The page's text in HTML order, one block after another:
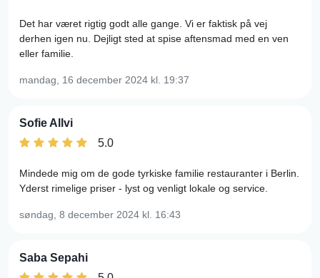
Det har været rigtig godt alle gange. Vi er faktisk på vej
derhen igen nu. Dejligt sted at spise aftensmad med en ven
eller familie.
mandag, 16 december 2024 kl. 19:37
Sofie Allvi
5.0
Mindede mig om de gode tyrkiske familie restauranter i Berlin.
Yderst rimelige priser - lyst og venligt lokale og service.
søndag, 8 december 2024 kl. 16:43
Saba Sepahi